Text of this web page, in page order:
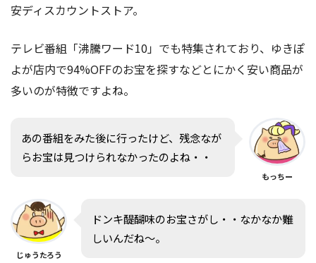
安ディスカウントストア。
テレビ番組「沸騰ワード10」でも特集されており、ゆきぽ
よが店内で94%OFFのお宝を探すなどとにかく安い商品が
多いのが特徴ですよね。
あの番組をみた後に行ったけど、残念なが
らお宝は見つけられなかったのよね・・
もっちー
じゅうたろう
ドンキ醍醐味のお宝さがし・・なかなか難
しいんだね〜。